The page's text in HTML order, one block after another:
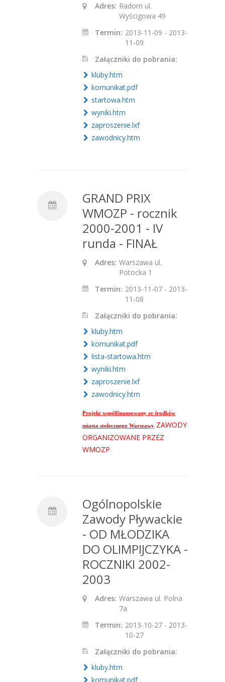
Adres: Radom ul.
Wyścigowa 49
Termin: 2013-11-09 - 2013-
11-09
Załączniki do pobrania:
kluby.htm
komunikat.pdf
startowa.htm
wyniki.htm
zaproszenie.lxf
zawodnicy.htm
GRAND PRIX
WMOZP - rocznik
2000-2001 - IV
runda - FINAŁ
Adres: Warszawa ul.
Potocka 1
Termin: 2013-11-07 - 2013-
11-08
Załączniki do pobrania:
kluby.htm
komunikat.pdf
lista-startowa.htm
wyniki.htm
zaproszenie.lxf
zawodnicy.htm
Projekt współfinansowany ze środków
miasta stołecznego Warszawy ZAWODY
ORGANIZOWANE PRZEZ
WMOZP
Ogólnopolskie
Zawody Pływackie
- OD MŁODZIKA
DO OLIMPIJCZYKA -
ROCZNIKI 2002-
2003
Adres: Warszawa ul. Polna
7a
Termin: 2013-10-27 - 2013-
10-27
Załączniki do pobrania:
kluby.htm
komunikat.pdf